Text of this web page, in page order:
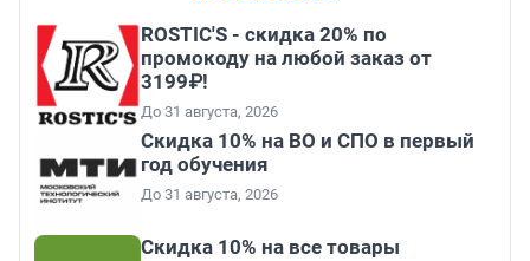
ROSTIC'S - скидка 20% по
промокоду на любой заказ от
3199₽!
До 31 августа, 2026
Скидка 10% на ВО и СПО в первый
год обучения
До 31 августа, 2026
Скидка 10% на все товары